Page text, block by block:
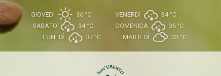
GIOVEDÌ 36 °C VENERDÌ 34 °C
SABATO
34 °C DOMENICA 36 °C
LUNEDÌ
37 °C MARTEDÌ 33 °C